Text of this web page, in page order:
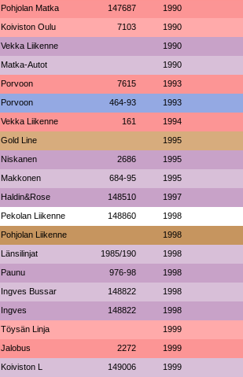
Pohjolan Matka 147687 1990
Koiviston Oulu 7103 1990
Vekka Liikenne 1990
Matka-Autot 1990
Porvoon 7615 1993
Porvoon 464-93 1993
Vekka Liikenne 161 1994
Gold Line 1995
Niskanen 2686 1995
Makkonen 684-95 1995
Haldin&Rose 148510 1997
Pekolan Liikenne 148860 1998
Pohjolan Liikenne 1998
Länsilinjat 1985/190 1998
Paunu 976-98 1998
Ingves Bussar 148822 1998
Ingves 148822 1998
Töysän Linja 1999
Jalobus 2272 1999
Koiviston L 149006 1999